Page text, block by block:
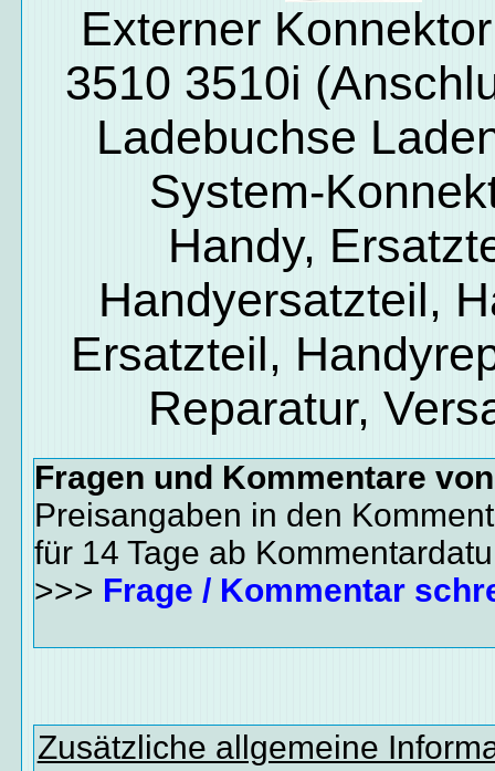
Externer
3510 3510i
Ladebuchse
System-
Handy,
Handyersatzteil,
Ersatzteil,
Reparatur,
Fragen und Kommentare
Preisangaben in den
für 14 Tage ab
>>> Frage / Kommentar
Zusätzliche allgemeine